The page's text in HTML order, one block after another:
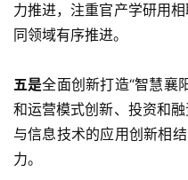
力推进，注重官产学研用
同领域有序推进。
五是全面创新打造“智慧襄
和运营模式创新、投资和
与信息技术的应用创新相
力。